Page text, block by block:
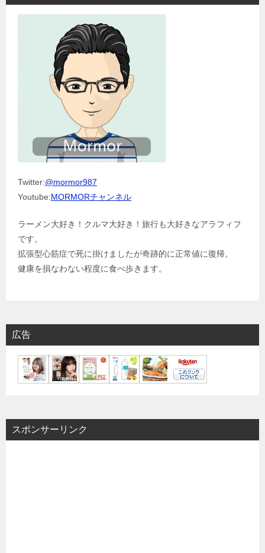
Twitter:@mormor987
Youtube:MORMORチャンネル
ラーメン大好き！クルマ大好き！旅行も大好きなアラフィフ
です。
拡張型心筋症で死に掛けましたが奇跡的に正常値に復帰。
健康を損なわない程度に食べ歩きます。
広告
スポンサーリンク